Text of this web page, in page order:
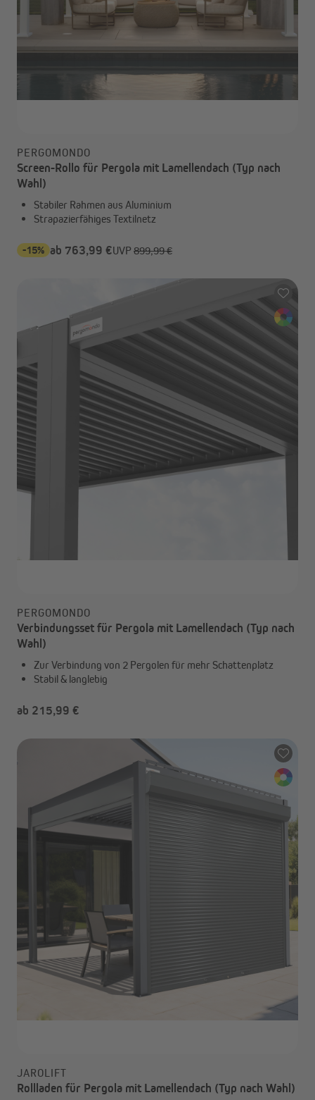
PERGOMONDO
Screen-Rollo für Pergola mit Lamellendach (Typ nach
Wahl)
Stabiler Rahmen aus Aluminium
Strapazierfähiges Textilnetz
-15% ab 763,99 €UVP 899,99 €
PERGOMONDO
Verbindungsset für Pergola mit Lamellendach (Typ nach
Wahl)
Zur Verbindung von 2 Pergolen für mehr Schattenplatz
Stabil & langlebig
ab 215,99 €
JAROLIFT
Rollladen für Pergola mit Lamellendach (Typ nach Wahl)